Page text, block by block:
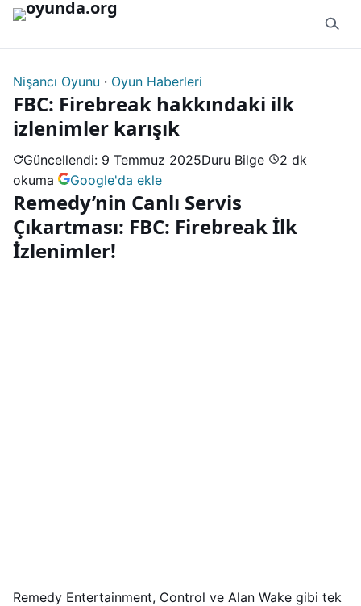
İçeriğe geç
Nişancı Oyunu · Oyun Haberleri
FBC: Firebreak hakkındaki ilk
izlenimler karışık
Güncellendi: 9 Temmuz 2025Duru Bilge
2 dk
okuma
Google'da ekle
Remedy’nin Canlı Servis
Çıkartması: FBC: Firebreak İlk
İzlenimler!
Remedy Entertainment, Control ve Alan Wake gibi tek